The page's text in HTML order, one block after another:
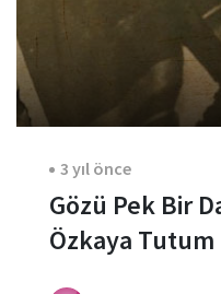
3 yıl önce
Gözü Pek Bir
Özkaya Tutum